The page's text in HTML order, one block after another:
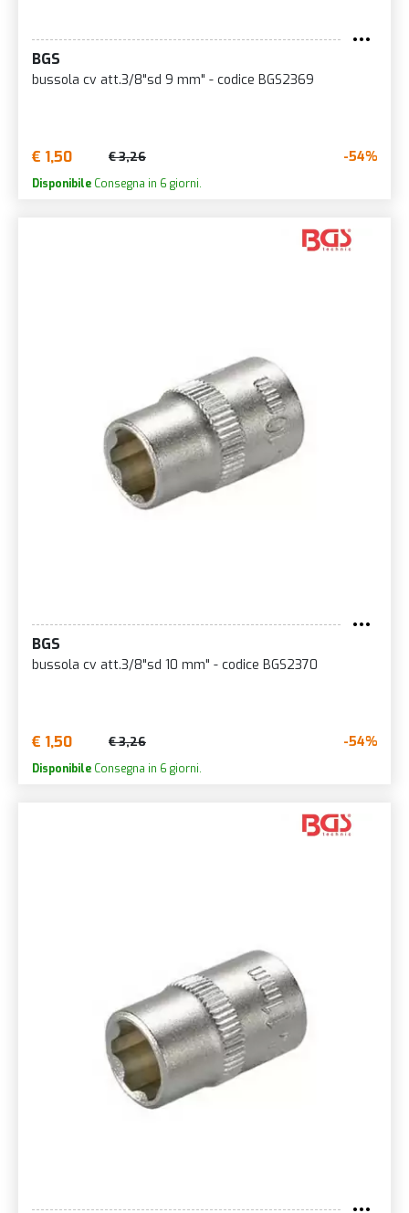
BGS
bussola cv att.3/8"sd 9 mm" - codice BGS2369
€ 1,50 € 3,26 -54%
Disponibile Consegna in 6 giorni.
BGS
bussola cv att.3/8"sd 10 mm" - codice BGS2370
€ 1,50 € 3,26 -54%
Disponibile Consegna in 6 giorni.